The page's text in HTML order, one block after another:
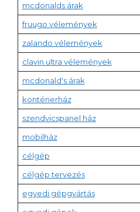
mcdonalds árak
fruugo vélemények
zalando vélemények
clavin ultra vélemények
mcdonald's árak
konténerház
szendvicspanel ház
mobilház
célgép
célgép tervezés
egyedi gépgyártás